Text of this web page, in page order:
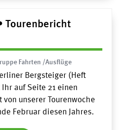
Tourenbericht
Fahrten /Ausflüge
Bergsteiger (Heft
auf Seite 21 einen
von unserer Tourenwoche
Februar diesen Jahres.